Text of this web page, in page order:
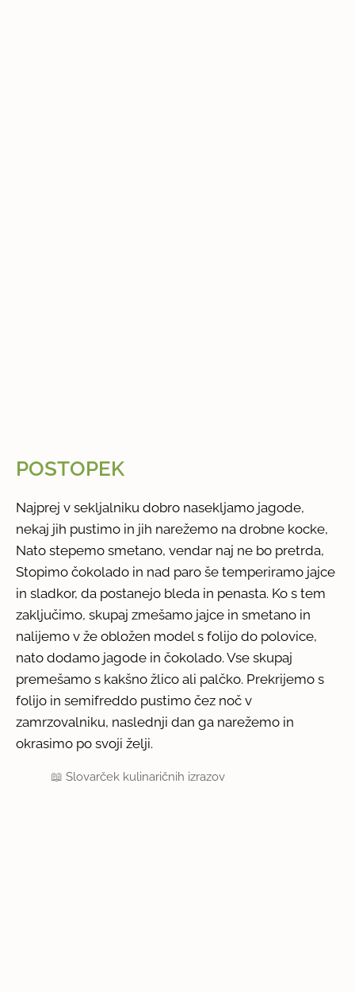
POSTOPEK
Najprej v sekljalniku dobro nasekljamo jagode,
nekaj jih pustimo in jih narežemo na drobne kocke,
Nato stepemo smetano, vendar naj ne bo pretrda,
Stopimo čokolado in nad paro še temperiramo jajce
in sladkor, da postanejo bleda in penasta. Ko s tem
zaključimo, skupaj zmešamo jajce in smetano in
nalijemo v že obložen model s folijo do polovice,
nato dodamo jagode in čokolado. Vse skupaj
premešamo s kakšno žlico ali palčko. Prekrijemo s
folijo in semifreddo pustimo čez noč v
zamrzovalniku, naslednji dan ga narežemo in
okrasimo po svoji želji.
📖Slovarček kulinaričnih izrazov